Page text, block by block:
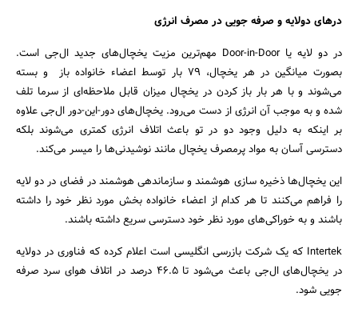
جستجو
درهای دولایه و صرفه جویی در مصرف انرژی
در دو لایه یا Door-in-Door مهم‌ترین مزیت یخچال‌های جدید ال‌جی است.
بصورت میانگین در هر یخچال، 79 بار توسط اعضاء خانواده باز و بسته
می‌شوند و با هر بار باز کردن در یخچال میزان قابل ملاحظه‌ای از سرما تلف
شده و به موجب آن انرژی از دست می‌رود. یخچال‌های دور-این-دور ال‌جی علاوه
بر اینکه به دلیل وجود دو در تو باعث اتلاف انرژی کمتری می‌شوند بلکه
دسترسی آسان به مواد پرمصرف یخچال مانند نوشیدنی‌ها را میسر می‌کند.
این یخچال‌ها ذخیره سازی هوشمند و سازماندهی هوشمند در فضای در دو لایه
را فراهم می‌کنند تا هر کدام از اعضاء خانواده بخش مورد نظر خود را داشته
باشند و به خوراکی‌های مورد نظر خود دسترسی سریع داشته باشند.
Intertek که یک شرکت بازرسی انگلیسی است اعلام کرده که فناوری در دولایه‌
در یخچال‌های ال‌جی باعث می‌شود تا 46.5 درصد در اتلاف هوای سرد صرفه
جویی شود.